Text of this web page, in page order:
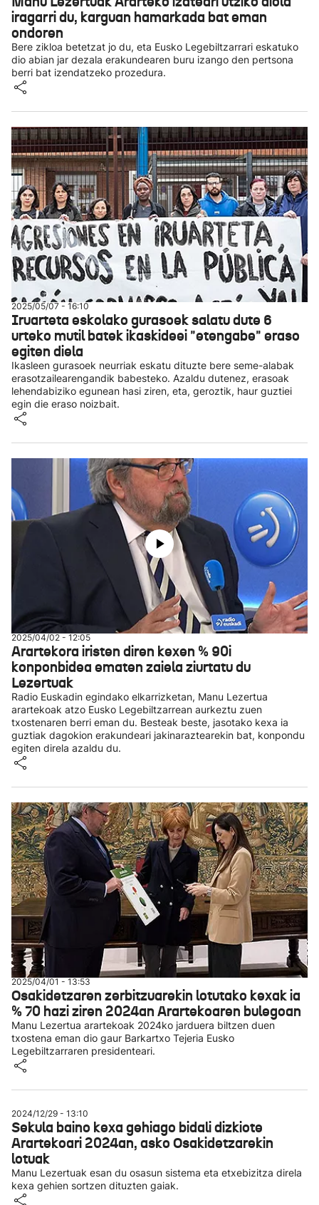
iragarri du, karguan hamarkada bat eman
ondoren
Bere zikloa betetzat jo du, eta Eusko Legebiltzarrari eskatuko
dio abian jar dezala erakundearen buru izango den pertsona
berri bat izendatzeko prozedura.
2025/05/07 - 16:10
Iruarteta eskolako gurasoek salatu dute 6
urteko mutil batek ikaskideei "etengabe" eraso
egiten diela
Ikasleen gurasoek neurriak eskatu dituzte bere seme-alabak
erasotzailearengandik babesteko. Azaldu dutenez, erasoak
lehendabiziko egunean hasi ziren, eta, geroztik, haur guztiei
egin die eraso noizbait.
2025/04/02 - 12:05
Arartekora iristen diren kexen % 90i
konponbidea ematen zaiela ziurtatu du
Lezertuak
Radio Euskadin egindako elkarrizketan, Manu Lezertua
arartekoak atzo Eusko Legebiltzarrean aurkeztu zuen
txostenaren berri eman du. Besteak beste, jasotako kexa ia
guztiak dagokion erakundeari jakinaraztearekin bat, konpondu
egiten direla azaldu du.
2025/04/01 - 13:53
Osakidetzaren zerbitzuarekin lotutako kexak ia
% 70 hazi ziren 2024an Arartekoaren bulegoan
Manu Lezertua arartekoak 2024ko jarduera biltzen duen
txostena eman dio gaur Barkartxo Tejeria Eusko
Legebiltzarraren presidenteari.
2024/12/29 - 13:10
Sekula baino kexa gehiago bidali dizkiote
Arartekoari 2024an, asko Osakidetzarekin
lotuak
Manu Lezertuak esan du osasun sistema eta etxebizitza direla
kexa gehien sortzen dituzten gaiak.